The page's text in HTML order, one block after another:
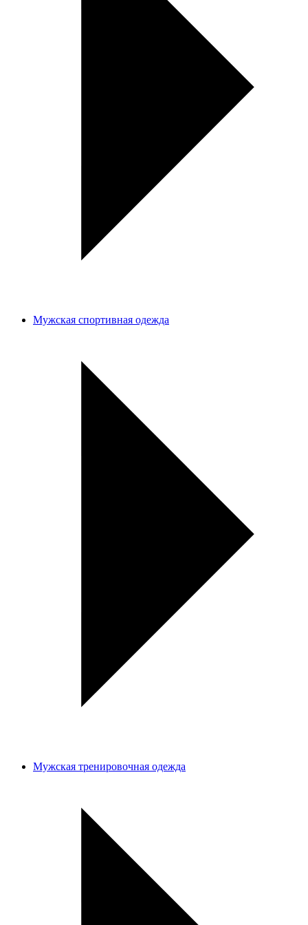
Мужская спортивная одежда
Мужская тренировочная одежда